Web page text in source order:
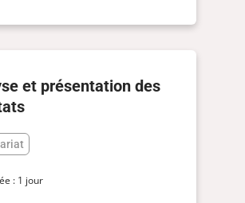
et présentation des
: 1 jour